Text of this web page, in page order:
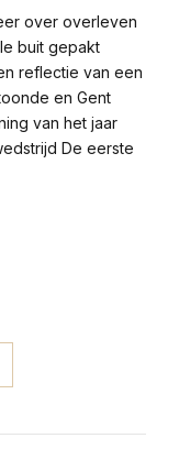
over overleven
buit gepakt
reflectie van een
en Gent
van het jaar
De eerste